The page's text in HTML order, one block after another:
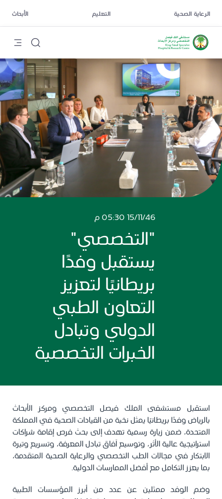
الرعاية الصحية التعليم الأبحاث
15/11/46 05:30 م
"التخصصي"
يستقبل وفدًا
بريطانيًا لتعزيز
التعاون الطبي
الدولي وتبادل
الخبرات التخصصية
استقبل مستشفى الملك فيصل التخصصي ومركز الأبحاث
بالرياض وفدًا بريطانيًا يمثل نخبة من القيادات الصحية في المملكة
المتحدة، ضمن زيارة رسمية تهدف إلى بحث فرص إقامة شراكات
استراتيجية عالية الأثر، وتوسيع آفاق تبادل المعرفة، وتسريع وتيرة
الابتكار في مجالات الطب التخصصي والرعاية الصحية المتقدمة،
بما يعزز التكامل مع أفضل الممارسات الدولية.
وضم الوفد ممثلين عن عدد من أبرز المؤسسات الطبية